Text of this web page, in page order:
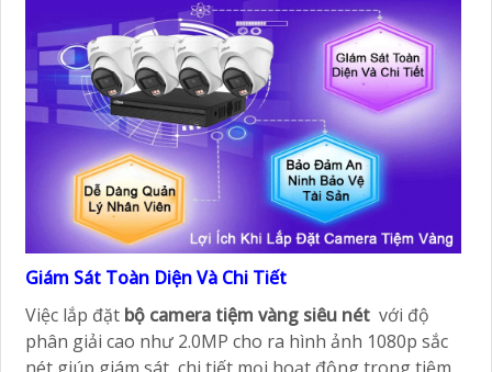
Giám Sát Toàn Diện Và Chi Tiết
Việc lắp đặt bộ camera tiệm vàng siêu nét với độ
phân giải cao như 2.0MP cho ra hình ảnh 1080p sắc